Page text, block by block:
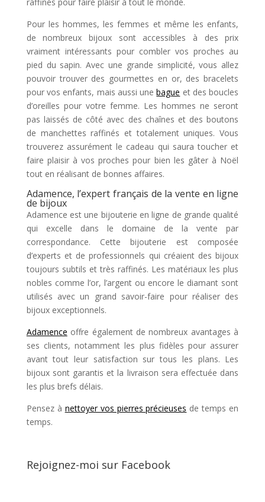
Pour les hommes, les femmes et même les enfants,
de nombreux bijoux sont accessibles à des prix
vraiment intéressants pour combler vos proches au
pied du sapin. Avec une grande simplicité, vous allez
pouvoir trouver des gourmettes en or, des bracelets
pour vos enfants, mais aussi unebague et des boucles
d’oreilles pour votre femme. Les hommes ne seront
pas laissés de côté avec des chaînes et des boutons
de manchettes raffinés et totalement uniques. Vous
trouverez assurément le cadeau qui saura toucher et
faire plaisir à vos proches pour bien les gâter à Noël
tout en réalisant de bonnes affaires.
Adamence, l’expert français de la vente en ligne
de bijoux
Adamence est une bijouterie en ligne de grande qualité
qui excelle dans le domaine de la vente par
correspondance. Cette bijouterie est composée
d’experts et de professionnels qui créaient des bijoux
toujours subtils et très raffinés. Les matériaux les plus
nobles comme l’or, l’argent ou encore le diamant sont
utilisés avec un grand savoir-faire pour réaliser des
bijoux exceptionnels.
Adamence offre également de nombreux avantages à
ses clients, notamment les plus fidèles pour assurer
avant tout leur satisfaction sur tous les plans. Les
bijoux sont garantis et la livraison sera effectuée dans
les plus brefs délais.
Pensez à nettoyer vos pierres précieuses de temps en
temps.
Rejoignez-moi sur Facebook